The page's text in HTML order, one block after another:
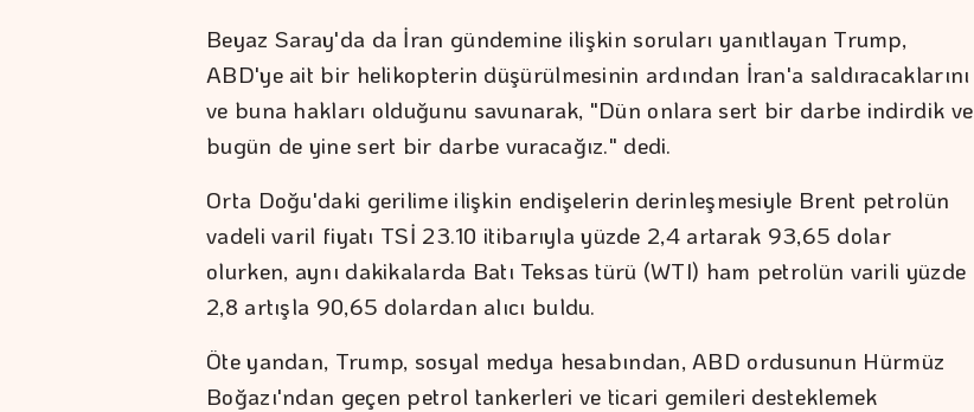
Beyaz Saray'da da İran gündemine ilişkin soruları yanıtlayan Trump,
ABD'ye ait bir helikopterin düşürülmesinin ardından İran'a saldıracaklarını
ve buna hakları olduğunu savunarak, "Dün onlara sert bir darbe indirdik ve
bugün de yine sert bir darbe vuracağız." dedi.
Orta Doğu'daki gerilime ilişkin endişelerin derinleşmesiyle Brent petrolün
vadeli varil fiyatı TSİ 23.10 itibarıyla yüzde 2,4 artarak 93,65 dolar
olurken, aynı dakikalarda Batı Teksas türü (WTI) ham petrolün varili yüzde
2,8 artışla 90,65 dolardan alıcı buldu.
Öte yandan, Trump, sosyal medya hesabından, ABD ordusunun Hürmüz
Boğazı'ndan geçen petrol tankerleri ve ticari gemileri desteklemek